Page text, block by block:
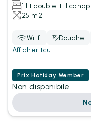
1 lit double + 1
25 m2
Wi-fi Douche
Afficher tout
Prix Hotiday Member
Non disponibile